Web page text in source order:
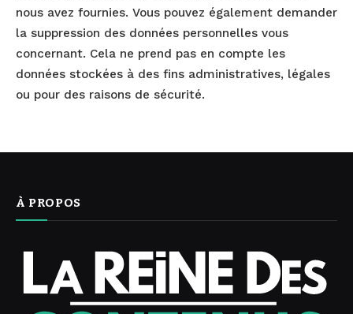
nous avez fournies. Vous pouvez également demander
la suppression des données personnelles vous
concernant. Cela ne prend pas en compte les
données stockées à des fins administratives, légales
ou pour des raisons de sécurité.
À PROPOS